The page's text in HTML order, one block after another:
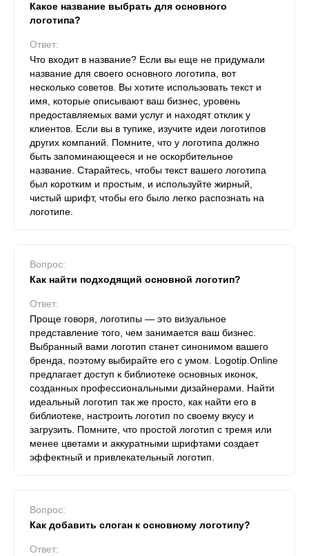
Какое название выбрать для основного
логотипа?
Ответ:
Что входит в название? Если вы еще не придумали
название для своего основного логотипа, вот
несколько советов. Вы хотите использовать текст и
имя, которые описывают ваш бизнес, уровень
предоставляемых вами услуг и находят отклик у
клиентов. Если вы в тупике, изучите идеи логотипов
других компаний. Помните, что у логотипа должно
быть запоминающееся и не оскорбительное
название. Старайтесь, чтобы текст вашего логотипа
был коротким и простым, и используйте жирный,
чистый шрифт, чтобы его было легко распознать на
логотипе.
Вопрос:
Как найти подходящий основной логотип?
Ответ:
Проще говоря, логотипы — это визуальное
представление того, чем занимается ваш бизнес.
Выбранный вами логотип станет синонимом вашего
бренда, поэтому выбирайте его с умом. Logotip.Online
предлагает доступ к библиотеке основных иконок,
созданных профессиональными дизайнерами. Найти
идеальный логотип так же просто, как найти его в
библиотеке, настроить логотип по своему вкусу и
загрузить. Помните, что простой логотип с тремя или
менее цветами и аккуратными шрифтами создает
эффектный и привлекательный логотип.
Вопрос:
Как добавить слоган к основному логотипу?
Ответ: